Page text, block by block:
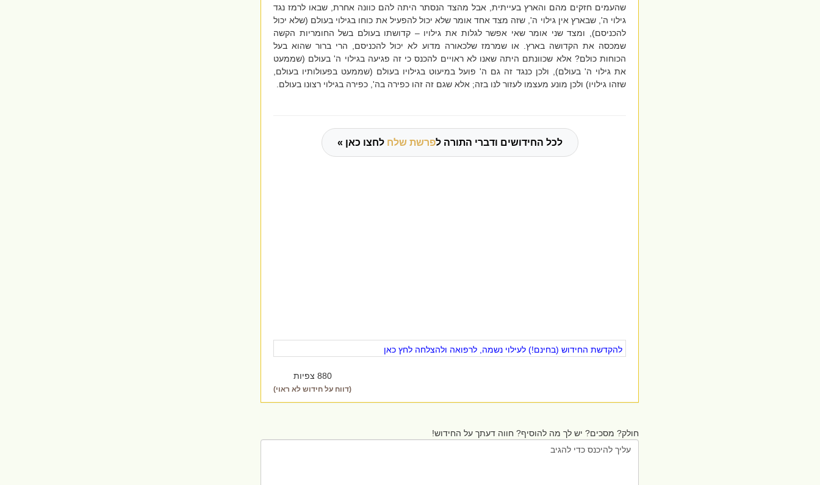
שהעמים חזקים מהם והארץ בעייתית, אבל מהצד הנסתר היתה להם כוונה אחרת, שבאו לרמז נגד
גילוי ה', שבארץ אין גילוי ה', שזה מצד אחד אומר שלא יכול להפעיל את כוחו בגילוי בעולם (שלא יכול
להכניסם), ומצד שני אומר שאי אפשר לגלות את גילויו – קדושתו בעולם בשל החומריות הקשה
שמכסה את הקדושה בארץ. או שמרמז שלכאורה מדוע לא יכול להכניסם, הרי ברור שהוא בעל
הכוחות כולם? אלא שכוונתם היתה שאנו לא ראויים להכנס כי זה פגיעה בגילוי ה' בעולם (שממעט
את גילוי ה' בעולם), ולכן כנגד זה גם ה' פועל במיעוט בגילויו בעולם (שממעט בפעולותיו בעולם,
שזהו גילויו) ולכן מונע מעצמו לעזור לנו בזה; אלא שגם זה זהו כפירה בה', כפירה בגילוי רצונו בעולם.
לכל החידושים ודברי התורה לפרשת שלח לחצו כאן »
להקדשת החידוש (בחינם!) לעילוי נשמה, לרפואה ולהצלחה לחץ כאן
880 צפיות
(דווח על חידוש לא ראוי)
חולק? מסכים? יש לך מה להוסיף? חווה דעתך על החידוש!